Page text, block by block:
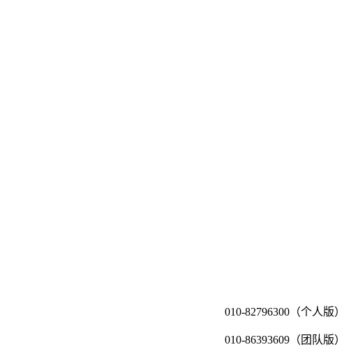
010-82796300（个人版）
010-86393609（团队版）